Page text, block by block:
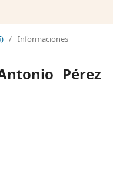
/ Informaciones
Pérez